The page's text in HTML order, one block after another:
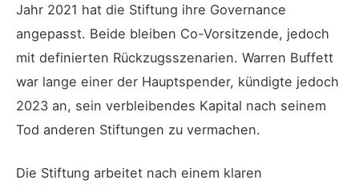
Jahr 2021 hat die Stiftung ihre Governance
angepasst. Beide bleiben Co-Vorsitzende, jedoch
mit definierten Rückzugsszenarien. Warren Buffett
war lange einer der Hauptspender, kündigte jedoch
2023 an, sein verbleibendes Kapital nach seinem
Tod anderen Stiftungen zu vermachen.
Die Stiftung arbeitet nach einem klaren